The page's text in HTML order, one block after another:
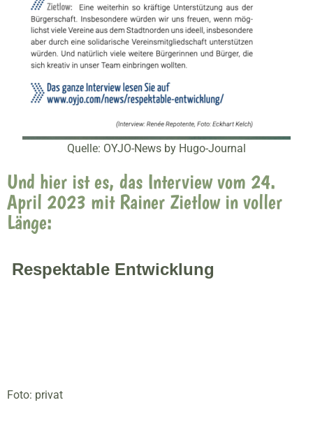
Quelle: OYJO-News by Hugo-Journal
Und hier ist es, das Interview vom 24.
April 2023 mit Rainer Zietlow in voller
Länge:
Respektable Entwicklung
Foto: privat